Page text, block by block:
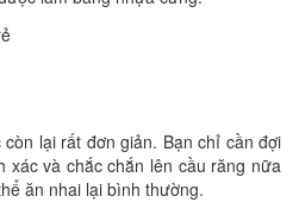
lại rất đơn giản. Bạn chỉ cần đợi
xác và chắc chắn lên cầu răng nữa
ăn nhai lại bình thường.